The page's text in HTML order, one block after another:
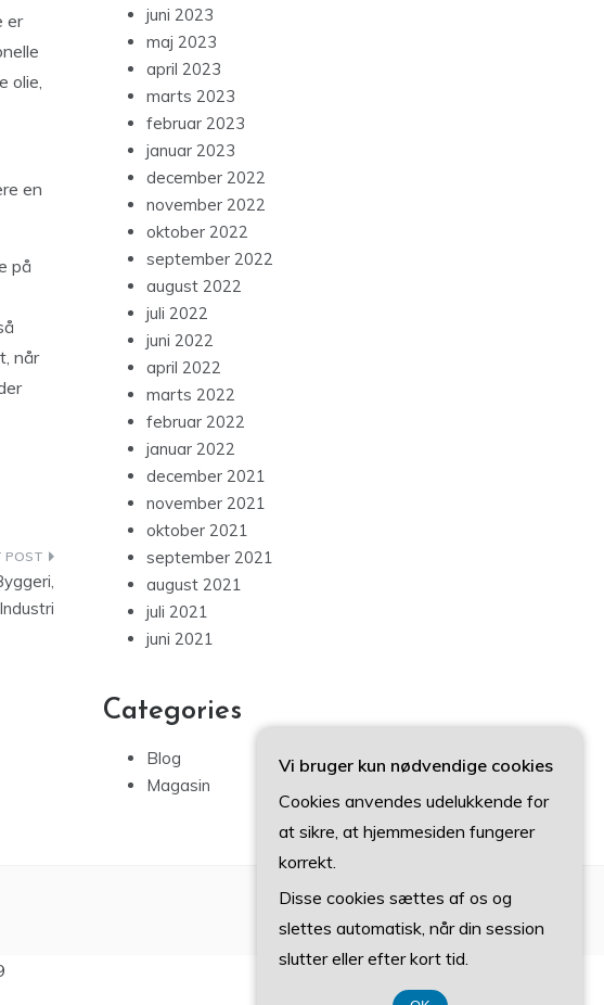
er
olie,
en
på
når
juni 2023
maj 2023
april 2023
marts 2023
februar 2023
januar 2023
december 2022
november 2022
oktober 2022
september 2022
august 2022
juli 2022
juni 2022
april 2022
marts 2022
februar 2022
januar 2022
december 2021
november 2021
oktober 2021
september 2021
august 2021
juli 2021
juni 2021
Categories
Blog
Magasin
Vi bruger kun nødvendige cookies
Cookies anvendes udelukkende for
at sikre, at hjemmesiden fungerer
korrekt.
Disse cookies sættes af os og
slettes automatisk, når din session
slutter eller efter kort tid.